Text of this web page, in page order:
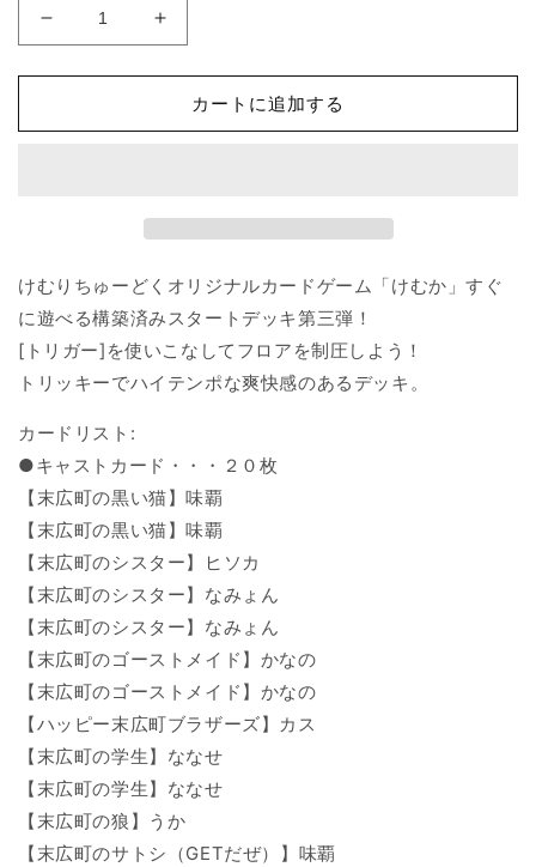
キ
[ハ
ロ
ウ
ン]
の
数
量
を
減
ら
す
【け
キ
[ハ
ロ
ウ
の
数
量
増
や
す
カートに追加する
けむりちゅーどくオリジナルカードゲーム「けむか」すぐ
に遊べる構築済みスタートデッキ第三弾！
[トリガー]を使いこなしてフロアを制圧しよう！
トリッキーでハイテンポな爽快感のあるデッキ。
カードリスト:
●キャストカード・・・２０枚
【末広町の黒い猫】味覇
【末広町の黒い猫】味覇
【末広町のシスター】ヒソカ
【末広町のシスター】なみょん
【末広町のシスター】なみょん
【末広町のゴーストメイド】かなの
【末広町のゴーストメイド】かなの
【ハッピー末広町ブラザーズ】カス
【末広町の学生】ななせ
【末広町の学生】ななせ
【末広町の狼】うか
【末広町のサトシ（GETだぜ）】味覇